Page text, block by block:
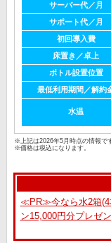
サーバー代／月
サポート代／月
初回導入費
床置き／卓上
ボトル設置位置
最低利用期間／解約
水温
※上記は2026年5月時点の情報で
※価格は税込になります。
≪PR≫今なら水2箱(4
ン15,000円分プレゼン